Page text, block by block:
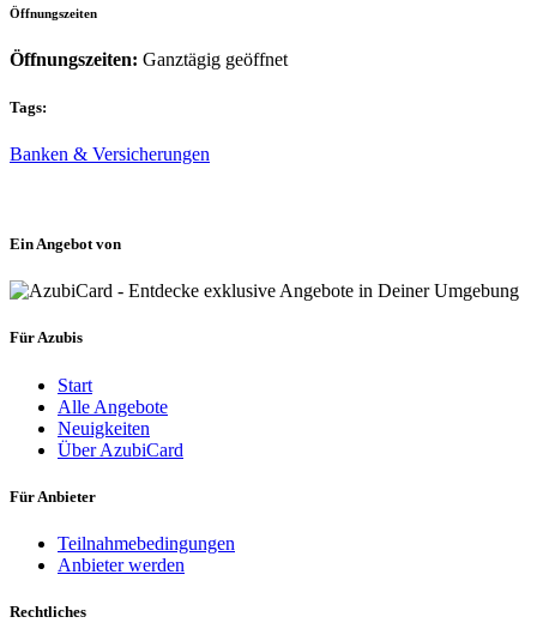
Öffnungszeiten
Öffnungszeiten: Ganztägig geöffnet
Tags:
Banken & Versicherungen
Ein Angebot von
Für Azubis
Start
Alle Angebote
Neuigkeiten
Über AzubiCard
Für Anbieter
Teilnahmebedingungen
Anbieter werden
Rechtliches